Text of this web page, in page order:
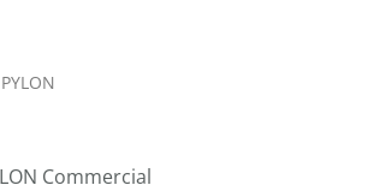
PYLON
Commercial